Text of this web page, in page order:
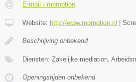
E-mail › momotion
Website: http://www.momotion.nl
Beschrijving onbekend
Diensten: Zakelijke mediation,
Openingstijden onbekend